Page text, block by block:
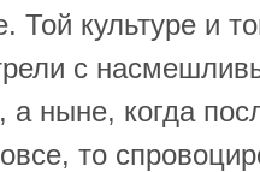
Той культуре и
с
ныне, когда
то